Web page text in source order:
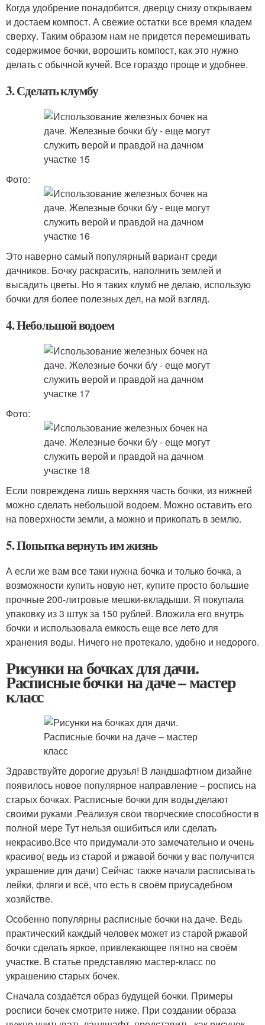
Когда удобрение понадобится, дверцу снизу открываем
и достаем компост. А свежие остатки все время кладем
сверху. Таким образом нам не придется перемешивать
содержимое бочки, ворошить компост, как это нужно
делать с обычной кучей. Все гораздо проще и удобнее.
3. Сделать клумбу
Фото:
Это наверно самый популярный вариант среди
дачников. Бочку раскрасить, наполнить землей и
высадить цветы. Но я таких клумб не делаю, использую
бочки для более полезных дел, на мой взгляд.
4. Небольшой водоем
Фото:
Если повреждена лишь верхняя часть бочки, из нижней
можно сделать небольшой водоем. Можно оставить его
на поверхности земли, а можно и прикопать в землю.
5. Попытка вернуть им жизнь
А если же вам все таки нужна бочка и только бочка, а
возможности купить новую нет, купите просто большие
прочные 200-литровые мешки-вкладыши. Я покупала
упаковку из 3 штук за 150 рублей. Вложила его внутрь
бочки и использовала емкость еще все лето для
хранения воды. Ничего не протекало, удобно и недорого.
Рисунки на бочках для дачи.
Расписные бочки на даче – мастер
класс
Здравствуйте дорогие друзья! В ландшафтном дизайне
появилось новое популярное направление – роспись на
старых бочках. Расписные бочки для воды,делают
своими руками .Реализуя свои творческие способности в
полной мере Тут нельзя ошибиться или сделать
некрасиво.Все что придумали-это замечательно и очень
красиво( ведь из старой и ржавой бочки у вас получится
украшение для дачи) Сейчас также начали расписывать
лейки, фляги и всё, что есть в своём приусадебном
хозяйстве.
Особенно популярны расписные бочки на даче. Ведь
практический каждый человек может из старой ржавой
бочки сделать яркое, привлекающее пятно на своём
участке. В статье представляю мастер-класс по
украшению старых бочек.
Сначала создаётся образ будущей бочки. Примеры
росписи бочек смотрите ниже. При создании образа